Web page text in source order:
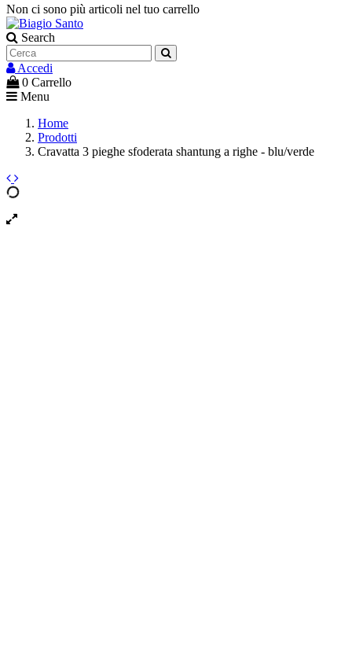
Non ci sono più articoli nel tuo carrello
Search
Accedi
0 Carrello
Menu
Home
Prodotti
Cravatta 3 pieghe sfoderata shantung a righe - blu/verde